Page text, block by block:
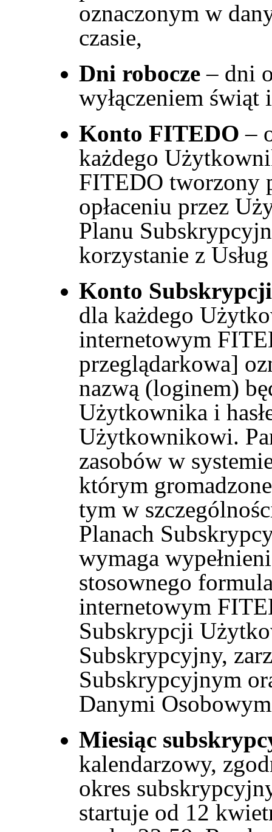
oznaczonym w
czasie,
Dni robocze – dni
wyłączeniem
Konto FITEDO–
każdego
FITEDO tworzony
opłaceniu przez
Planu
korzystanie z
Konto Subskrypcji
dla każdego
internetowym
przeglądarkowa]
nazwą (loginem)
Użytkownika i
Użytkownikowi.
zasobów w
którym
tym w
Planach
wymaga
stosownego
internetowym
Subskrypcji
Subskrypcyjny,
Subskrypcyjnym
Danymi
Miesiąc
kalendarzowy,
okres
startuje od 12